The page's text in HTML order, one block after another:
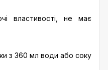
властивості, не має
з 360 мл води або соку